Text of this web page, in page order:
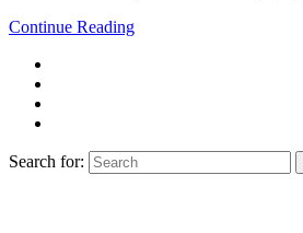
Continue Reading
Search for: